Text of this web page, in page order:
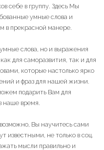
себе в группу. Здесь Мы
умные слова и
в прекрасной манере.
слова, но и выражения
для саморазвития, так и для
которые настолько ярко
и фраз для нашей жизни.
подарить Вам для
наше время.
Вы научитесь сами
известными, не только в соц.
мысли правильно и